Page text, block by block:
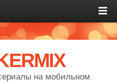
на мобильном